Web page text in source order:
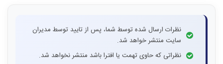
نظرات ارسال شده توسط شما، پس از تایید توسط مدیران
سایت منتشر خواهد شد.
نظراتی که حاوی تهمت یا افترا باشد منتشر نخواهد شد.